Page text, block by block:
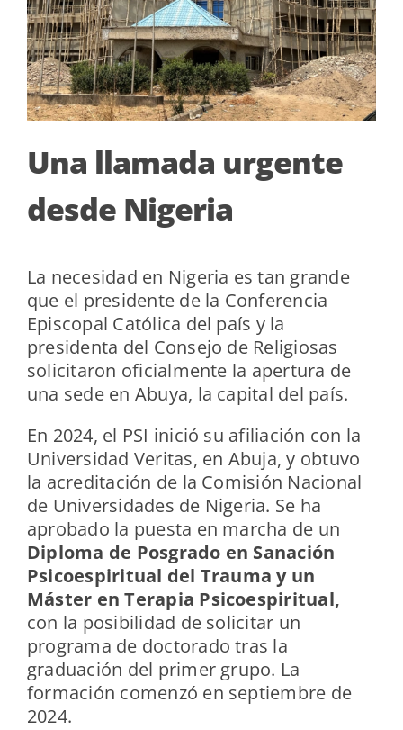
Una llamada urgente
desde Nigeria
La necesidad en Nigeria es tan grande
que el presidente de la Conferencia
Episcopal Católica del país y la
presidenta del Consejo de Religiosas
solicitaron oficialmente la apertura de
una sede en Abuya, la capital del país.
En 2024, el PSI inició su afiliación con la
Universidad Veritas, en Abuja, y obtuvo
la acreditación de la Comisión Nacional
de Universidades de Nigeria. Se ha
aprobado la puesta en marcha de un
Diploma de Posgrado en Sanación
Psicoespiritual del Trauma y un
Máster en Terapia Psicoespiritual,
con la posibilidad de solicitar un
programa de doctorado tras la
graduación del primer grupo. La
formación comenzó en septiembre de
2024.